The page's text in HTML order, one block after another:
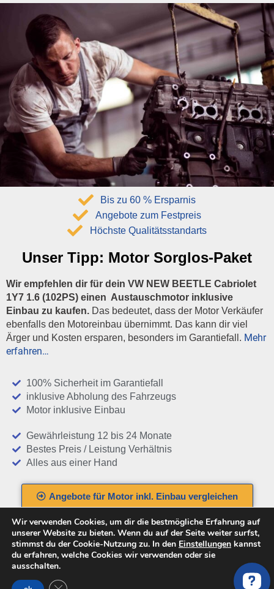
Unser Tipp: Motor Sorglos-Paket
Wir empfehlen dir für dein VW NEW BEETLE Cabriolet
1Y7 1.6 (102PS) einen Austauschmotor inklusive
Einbau zu kaufen. Das bedeutet, dass der Motor Verkäufer
ebenfalls den Motoreinbau übernimmt. Das kann dir viel
Ärger und Kosten ersparen, besonders im Garantiefall. Mehr
erfahren…
100% Sicherheit im Garantiefall
inklusive Abholung des Fahrzeugs
Motor inklusive Einbau
Gewährleistung 12 bis 24 Monate
Bestes Preis / Leistung Verhältnis
Alles aus einer Hand
Angebote für Motor inkl. Einbau vergleichen
Bis zu 60 % Ersparnis
Angebote zum Festpreis
Höchste Qualitätsstandarts
Wir verwenden Cookies, um dir die bestmögliche Erfahrung auf
unserer Website zu bieten. Wenn du auf der Seite weiter surfst,
stimmst du der Cookie-Nutzung zu. In den Einstellungen kannst
du erfahren, welche Cookies wir verwenden oder sie
ausschalten.
GDPR Cookie-Banner schließen